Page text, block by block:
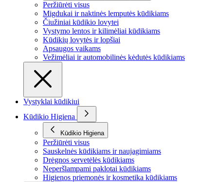
Peržiūrėti visus
Migdukai ir naktinės lemputės kūdikiams
Čiužiniai kūdikio lovytei
Vystymo lentos ir kilimėliai kūdikiams
Kūdikių lovytės ir lopšiai
Apsaugos vaikams
Vežimėliai ir automobilinės kėdutės kūdikiams
Vystyklai kūdikiui
Kūdikio Higiena
Kūdikio Higiena
Peržiūrėti visus
Sauskelnės kūdikiams ir naujagimiams
Drėgnos servetėlės kūdikiams
Neperšlampami paklotai kūdikiams
Higienos priemonės ir kosmetika kūdikiams